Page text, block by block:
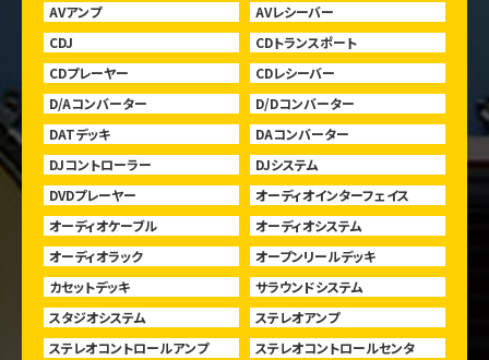
AVアンプ
AVレシーバー
CDJ
CDトランスポート
CDプレーヤー
CDレシーバー
D/Aコンバーター
D/Dコンバーター
DATデッキ
DAコンバーター
DJコントローラー
DJシステム
DVDプレーヤー
オーディオインターフェイス
オーディオケーブル
オーディオシステム
オーディオラック
オープンリールデッキ
カセットデッキ
サラウンドシステム
スタジオシステム
ステレオアンプ
ステレオコントロールアンプ
ステレオコントロールセンタ